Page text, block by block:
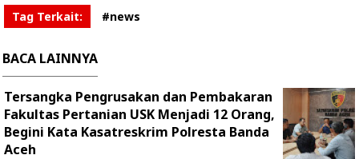
Tag Terkait: #news
BACA LAINNYA
Tersangka Pengrusakan dan Pembakaran
Fakultas Pertanian USK Menjadi 12 Orang,
Begini Kata Kasatreskrim Polresta Banda
Aceh